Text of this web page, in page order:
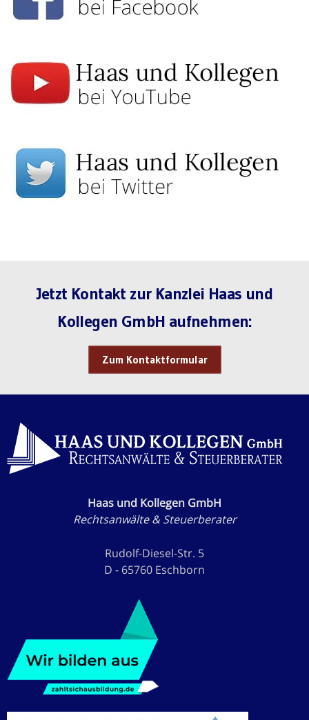
Jetzt Kontakt zur Kanzlei Haas und
Kollegen GmbH aufnehmen:
Zum Kontaktformular
Haas und Kollegen GmbH
Rechtsanwälte & Steuerberater
Rudolf-Diesel-Str. 5
D - 65760 Eschborn